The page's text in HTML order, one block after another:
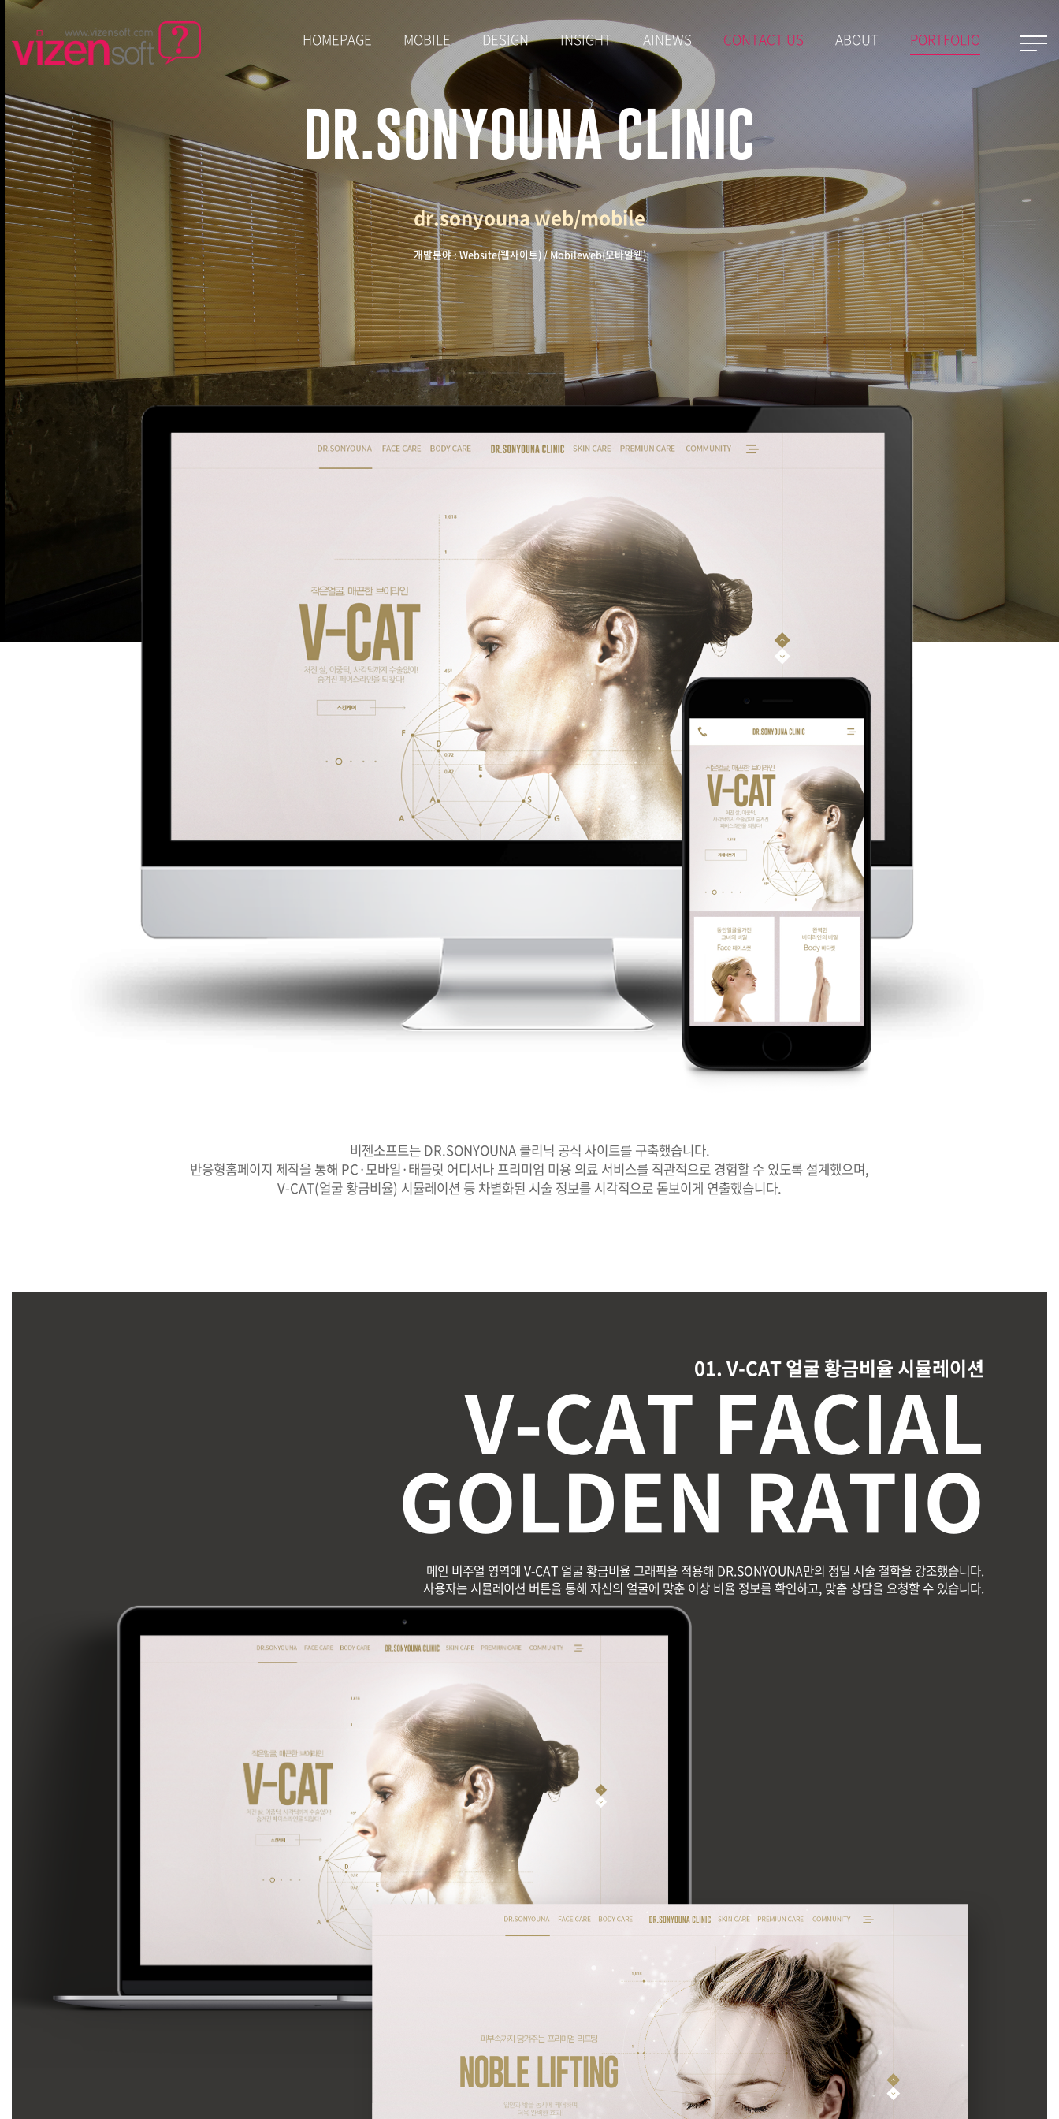
HOMEPAGE MOBILE DESIGN INSIGHT AINEWS CONTACT US ABOUT PORTFOLIO
dr.sonyounaweb/mobile
개발분야 : Website(웹사이트) / Mobileweb(모바일웹)
비젠소프트는 DR.SONYOUNA 클리닉 공식 사이트를 구축했습니다.
반응형홈페이지 제작을 통해 PC·모바일·태블릿 어디서나 프리미엄 미용 의료 서비스를 직관적으로 경험할 수 있도록 설계했으며,
V-CAT(얼굴 황금비율) 시뮬레이션 등 차별화된 시술 정보를 시각적으로 돋보이게 연출했습니다.
01. V-CAT 얼굴 황금비율 시뮬레이션
V-CAT 얼굴 황금비율 시뮬레이션으로 맞춤형 미용 상담을 지원합니다.V-CAT FACIAL
GOLDEN RATIO
메인 비주얼 영역에 V-CAT 얼굴 황금비율 그래픽을 적용해 DR.SONYOUNA만의 정밀 시술 철학을 강조했습니다.
사용자는 시뮬레이션 버튼을 통해 자신의 얼굴에 맞춘 이상 비율 정보를 확인하고, 맞춤 상담을 요청할 수 있습니다.